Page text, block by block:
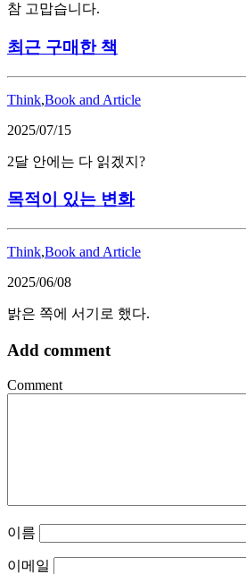
참 고맙습니다.
최근 구매한 책
Think,Book and Article
2025/07/15
2달 안에는 다 읽겠지?
목적이 있는 변화
Think,Book and Article
2025/06/08
밝은 쪽에 서기로 했다.
Add comment
Comment
이름
이메일